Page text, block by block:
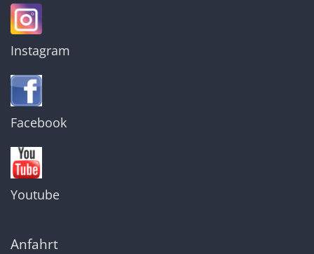
Instagram
Facebook
Youtube
Anfahrt